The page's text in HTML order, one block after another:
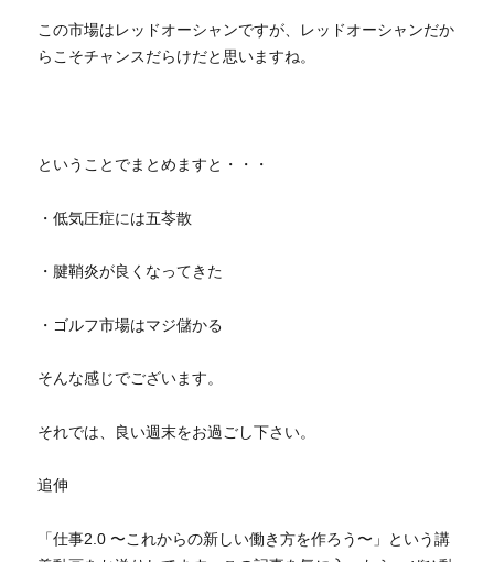
この市場はレッドオーシャンですが、レッドオーシャンだか
らこそチャンスだらけだと思いますね。
ということでまとめますと・・・
・低気圧症には五苓散
・腱鞘炎が良くなってきた
・ゴルフ市場はマジ儲かる
そんな感じでございます。
それでは、良い週末をお過ごし下さい。
追伸
「仕事2.0 〜これからの新しい働き方を作ろう〜」という講